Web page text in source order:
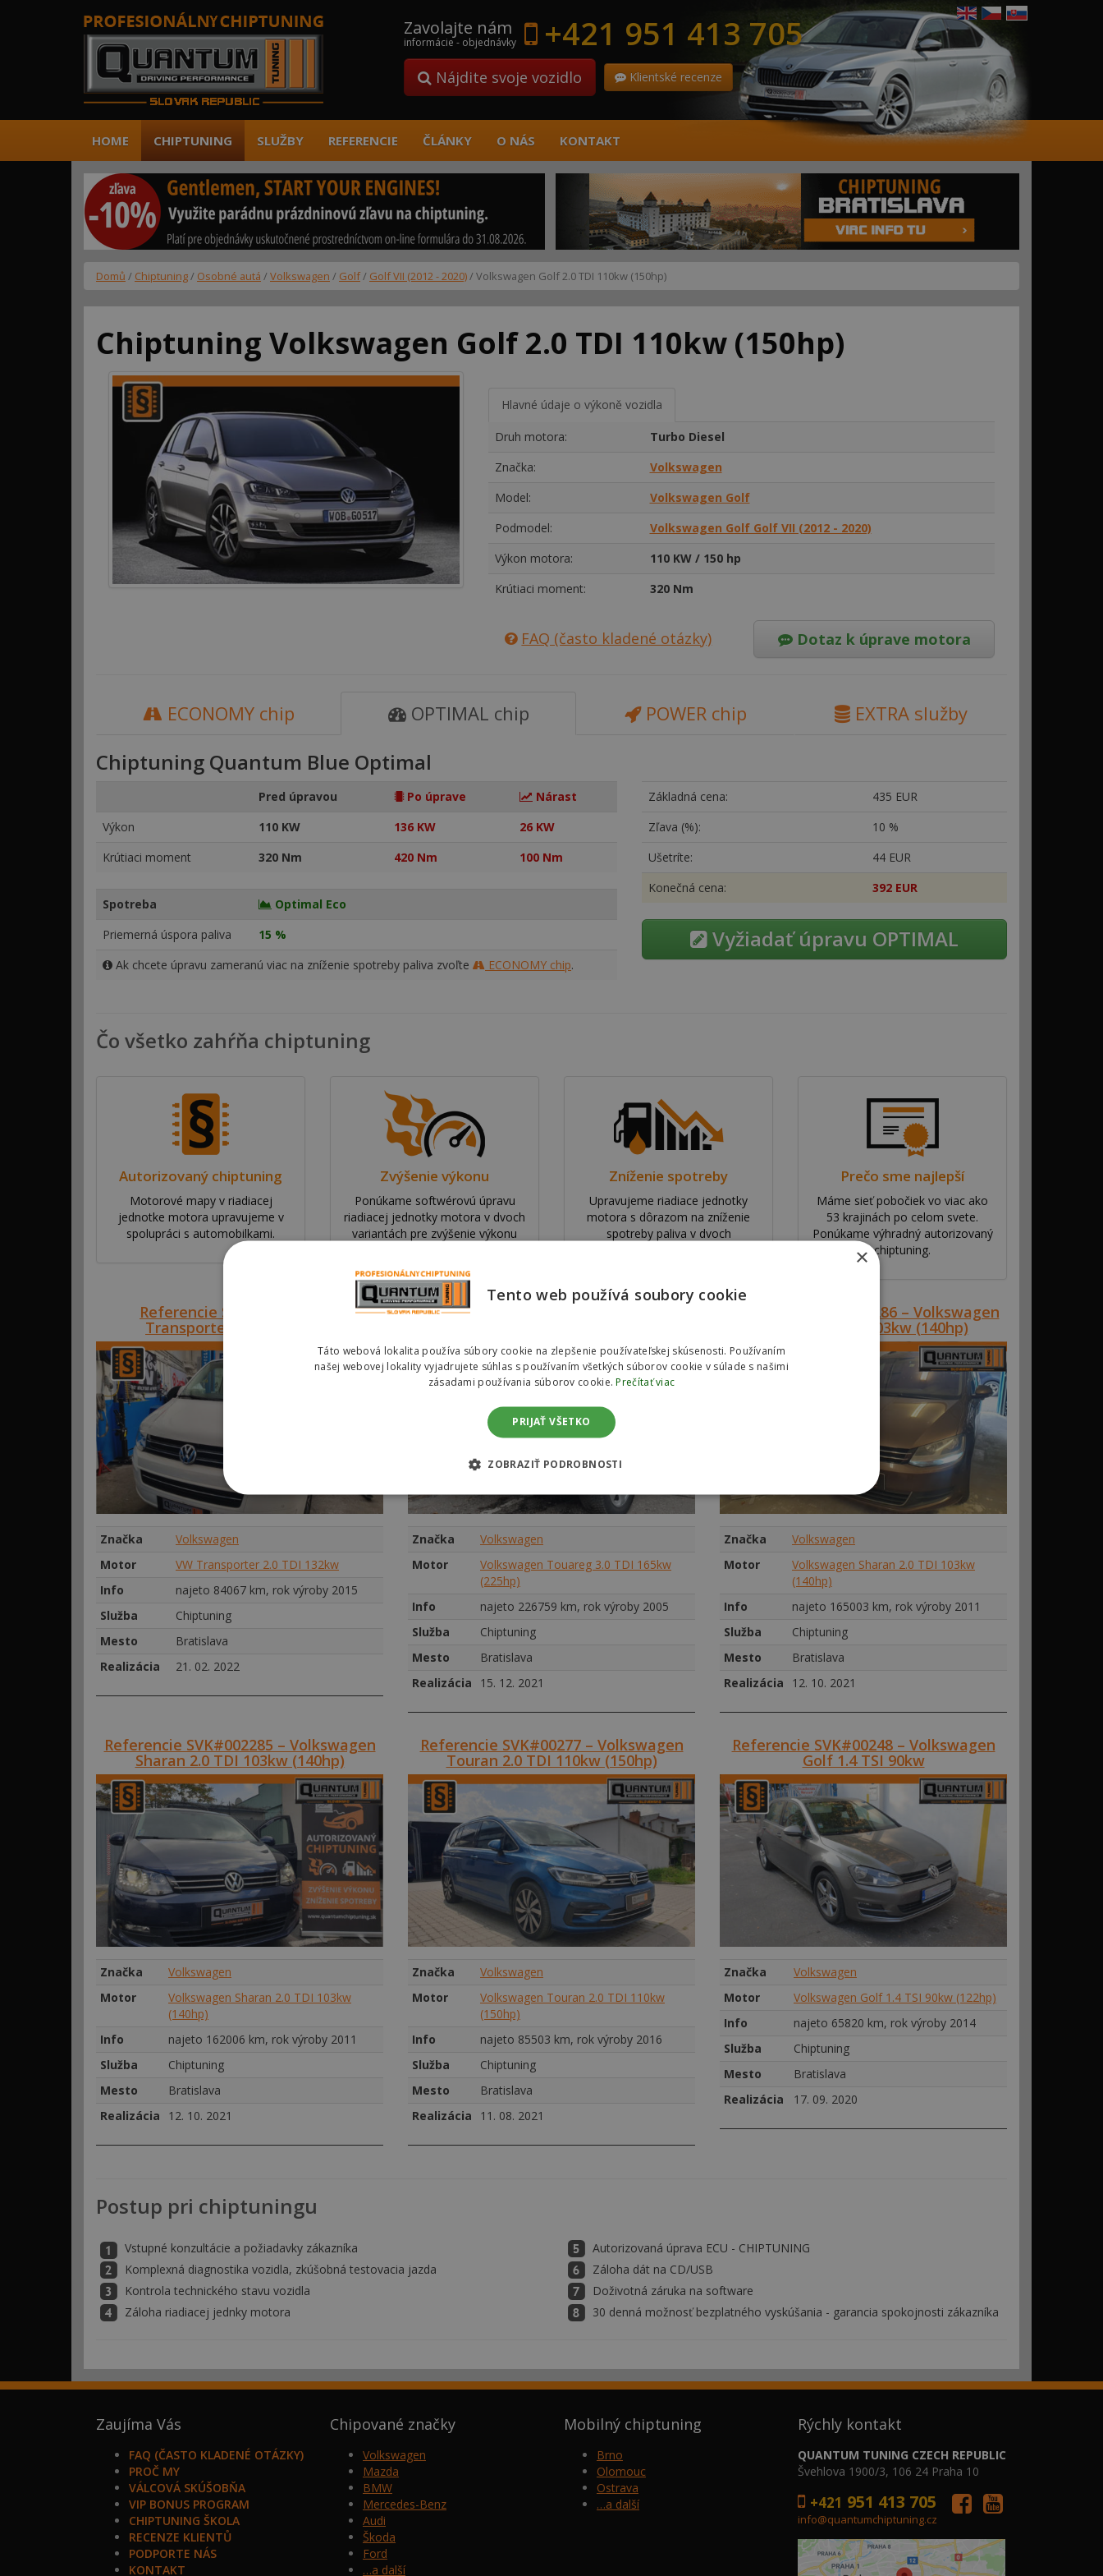
Zavolajte nám
informácie - objednávky +421 951 413 705
Nájdite svoje vozidlo Klientské recenze
HOME CHIPTUNING SLUŽBY REFERENCIE ČLÁNKY O NÁS KONTAKT
Domů / Chiptuning/ Osobné autá /Volkswagen / Golf/ Golf VII (2012 - 2020)/ Volkswagen Golf 2.0 TDI 110kw (150hp)
Chiptuning Volkswagen Golf 2.0 TDI 110kw (150hp)
Hlavné údaje o výkoně vozidla
Druh motora:
Turbo Diesel
Značka:
Volkswagen
Model:
Volkswagen Golf
Podmodel:
Volkswagen Golf Golf VII (2012 - 2020)
Výkon motora:
110 KW / 150 hp
Krútiaci moment:
320 Nm
FAQ (často kladené otázky) Dotaz k úprave motora
ECONOMY chip OPTIMAL chip POWER chip EXTRA služby
Chiptuning Quantum Blue Optimal
Pred úpravou Po úprave
Nárast
Výkon
110 KW 136 KW
26 KW
Krútiaci moment
320 Nm 420 Nm 100 Nm
Spotreba
Optimal Eco
Priemerná úspora paliva
15 %
Ak chcete úpravu zameranú viac na zníženie spotreby paliva zvoľte
ECONOMY chip.
Základná cena:
435 EUR
Zľava (%):
10 %
Ušetríte:
44 EUR
Konečná cena:
392 EUR
Vyžiadať úpravu OPTIMAL
Čo všetko zahŕňa chiptuning
Autorizovaný chiptuning
Motorové mapy v riadiacej
jednotke motora upravujeme v
spolupráci s automobilkami.
Zvýšenie výkonu
Ponúkame softwérovú úpravu
riadiacej jednotky motora v dvoch
variantách pre zvýšenie výkonu
Zníženie spotreby
Upravujeme riadiace jednotky
motora s dôrazom na zníženie
spotreby paliva v dvoch
Prečo sme najlepší
Máme sieť pobočiek vo viac ako
53 krajinách po celom svete.
Ponúkame výhradný autorizovaný
chiptuning.
Referencie SVK#00302 – VW
Transporter 2.0 TDI 132kw
Značka
Volkswagen
Motor
VW Transporter 2.0 TDI 132kw
Info
najeto 84067 km, rok výroby 2015
Služba
Chiptuning
Mesto
Bratislava
Realizácia
21. 02. 2022
Referencie SVK#00296 – Volkswagen
Značka
Volkswagen
Motor
Volkswagen Touareg 3.0 TDI 165kw
(225hp)
Info
najeto 226759 km, rok výroby 2005
Služba
Chiptuning
Mesto
Bratislava
Realizácia
15. 12. 2021
Referencie SVK#002286 – Volkswagen
Sharan 2.0 TDI 103kw (140hp)
Značka
Volkswagen
Motor
Volkswagen Sharan 2.0 TDI 103kw
(140hp)
Info
najeto 165003 km, rok výroby 2011
Služba
Chiptuning
Mesto
Bratislava
Realizácia
12. 10. 2021
Referencie SVK#002285 – Volkswagen
Sharan 2.0 TDI 103kw (140hp)
Značka
Volkswagen
Motor
Volkswagen Sharan 2.0 TDI 103kw
(140hp)
Info
najeto 162006 km, rok výroby 2011
Služba
Chiptuning
Mesto
Bratislava
Realizácia
12. 10. 2021
Referencie SVK#00277 – Volkswagen
Touran 2.0 TDI 110kw (150hp)
Značka
Volkswagen
Motor
Volkswagen Touran 2.0 TDI 110kw
(150hp)
Info
najeto 85503 km, rok výroby 2016
Služba
Chiptuning
Mesto
Bratislava
Realizácia
11. 08. 2021
Referencie SVK#00248 – Volkswagen
Golf 1.4 TSI 90kw
Značka
Volkswagen
Motor
Volkswagen Golf 1.4 TSI 90kw (122hp)
Info
najeto 65820 km, rok výroby 2014
Služba
Chiptuning
Mesto
Bratislava
Realizácia
17. 09. 2020
Postup pri chiptuningu
Vstupné konzultácie a požiadavky zákazníka
Komplexná diagnostika vozidla, zkúšobná testovacia jazda
Kontrola technického stavu vozidla
Záloha riadiacej jednky motora
Autorizovaná úprava ECU - CHIPTUNING
Záloha dát na CD/USB
Doživotná záruka na software
30 denná možnosť bezplatného vyskúšania - garancia spokojnosti zákazníka
Zaujíma Vás
FAQ (ČASTO KLADENÉ OTÁZKY)
PROČ MY
VÁLCOVÁ SKÚŠOBŇA
VIP BONUS PROGRAM
CHIPTUNING ŠKOLA
RECENZE KLIENTŮ
PODPORTE NÁS
KONTAKT
Chipované značky
Volkswagen
Mazda
BMW
Mercedes-Benz
Audi
Škoda
Ford
…a další
Mobilný chiptuning
Brno
Olomouc
Ostrava
…a další
Rýchly kontakt
QUANTUM TUNING CZECH REPUBLIC
Švehlova 1900/3, 106 24 Praha 10
+421 951 413 705
info@quantumchiptuning.cz
×
Tento web používá soubory cookie
Táto webová lokalita používa súbory cookie na zlepšenie používateľskej skúsenosti. Používaním
našej webovej lokality vyjadrujete súhlas s používaním všetkých súborov cookie v súlade s našimi
zásadami používania súborov cookie.Prečítať viac
PRIJAŤ VŠETKO
ZOBRAZIŤ PODROBNOSTI